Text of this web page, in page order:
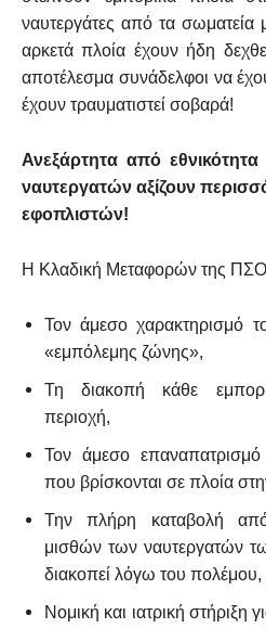
ναυτεργάτες από τα σωματεία
αρκετά πλοία έχουν ήδη
αποτέλεσμα συνάδελφοι να
έχουν τραυματιστεί σοβαρά!
Ανεξάρτητα από
ναυτεργατών αξίζουν
εφοπλιστών!
Η Κλαδική Μεταφορών της ΠΣΟ
Τον άμεσο χαρακτηρισμό
«εμπόλεμης ζώνης»,
Τη διακοπή κάθε
περιοχή,
Τον άμεσο
που βρίσκονται σε πλοία
Την πλήρη καταβολή
μισθών των ναυτεργατών
διακοπεί λόγω του πολέμου,
Νομική και ιατρική στήριξη